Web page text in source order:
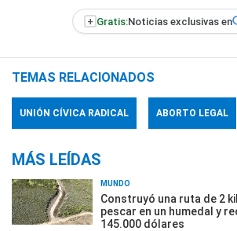
+ Gratis:Noticias exclusivas en
TEMAS RELACIONADOS
UNIÓN CÍVICA RADICAL ABORTO LEGAL
MÁS LEÍDAS
MUNDO
Construyó una ruta de 2
pescar en un humedal y
145.000 dólares